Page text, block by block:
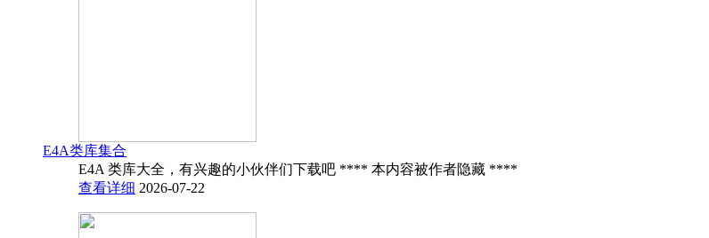
E4A类库集合
E4A 类库大全，有兴趣的小伙伴们下载吧 **** 本内容被作者隐藏 ****
查看详细 2026-07-22